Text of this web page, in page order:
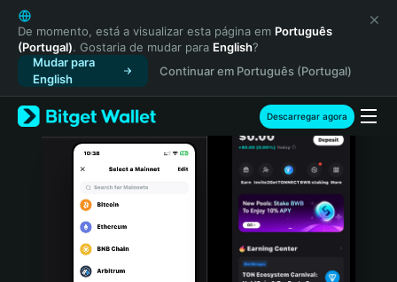
English
日本語
Tiếng Việt
Русский
Español (Latinoamérica)
Türkçe
Italiano
Português (Portugal)
Bahasa Indonesia
De momento, está a visualizar esta página em Português
(Portugal). Gostaria de mudar para English?
Mudar para
English
Continuar em Português (Portugal)
Descarregar agora